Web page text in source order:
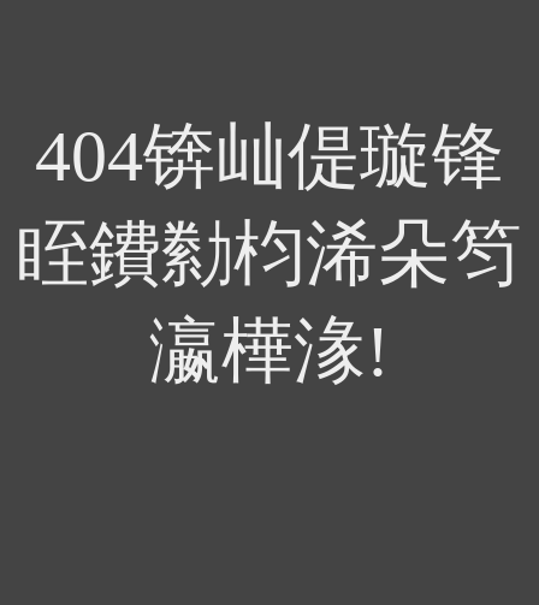
404锛屾偍璇锋
眰鐨勬枃浠朵笉
瀛樺湪!